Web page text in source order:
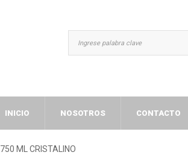
INICIO NOSOTROS CONTACTO
750 ML CRISTALINO